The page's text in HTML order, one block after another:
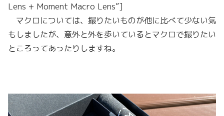
Lens + Moment Macro Lens”]
マクロについては、撮りたいものが他に比べて少ない気
もしましたが、意外と外を歩いているとマクロで撮りたい
ところってあったりしますね。